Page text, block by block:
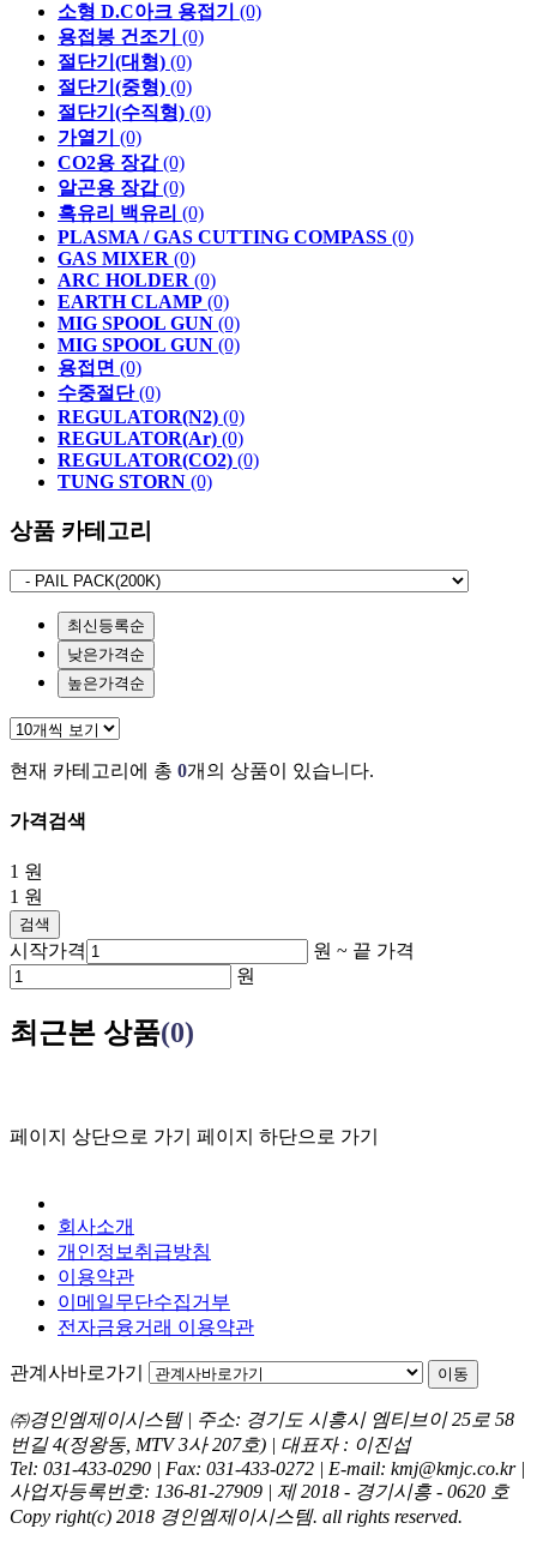
소형 D.C아크 용접기 (0)
용접봉 건조기 (0)
절단기(대형) (0)
절단기(중형) (0)
절단기(수직형) (0)
가열기 (0)
CO2용 장갑(0)
알곤용 장갑(0)
흑유리 백유리 (0)
PLASMA / GAS CUTTING COMPASS (0)
GAS MIXER (0)
ARC HOLDER (0)
EARTH CLAMP (0)
MIG SPOOL GUN (0)
MIG SPOOL GUN (0)
용접면 (0)
수중절단(0)
REGULATOR(N2) (0)
REGULATOR(Ar) (0)
REGULATOR(CO2) (0)
TUNG STORN (0)
상품 카테고리
최신등록순
낮은가격순
높은가격순
현재 카테고리에 총 0개의 상품이 있습니다.
가격검색
1 원
1 원
검색
시작가격 원 ~ 끝 가격
원
최근본 상품(0)
페이지 상단으로 가기 페이지 하단으로 가기
회사소개
개인정보취급방침
이용약관
이메일무단수집거부
전자금융거래 이용약관
관계사바로가기 이동
㈜경인엠제이시스템 | 주소: 경기도 시흥시 엠티브이 25로 58
번길 4(정왕동, MTV 3사 207호) | 대표자 : 이진섭
Tel: 031-433-0290 | Fax: 031-433-0272 | E-mail: kmj@kmjc.co.kr |
사업자등록번호: 136-81-27909 | 제 2018 - 경기시흥 - 0620 호
Copy right(c) 2018 경인엠제이시스템. all rights reserved.